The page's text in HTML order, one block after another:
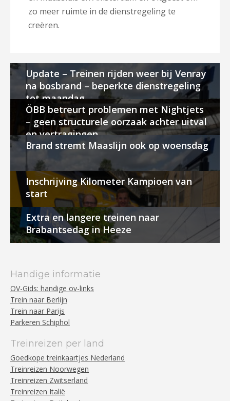
zo meer ruimte in de dienstregeling te
creëren.
Update – Treinen rijden weer bij Venray
na bosbrand – beperkte dienstregeling
tot maandag
ÖBB betreurt problemen met Nightjets
– geen structurele oorzaak achter uitval
en vertragingen
Brand stremt Maaslijn ook op woensdag
Inschrijving Kilometer Kampioen van
start
Extra en langere treinen naar
Brabantsedag in Heeze
Handige informatie
OV-Gids: handige ov-links
Trein naar Berlijn
Trein naar Parijs
Parkeren Schiphol
Treinreizen per land
Goedkope treinkaartjes Nederland
Treinreizen Noorwegen
Treinreizen Zwitserland
Treinreizen Italië